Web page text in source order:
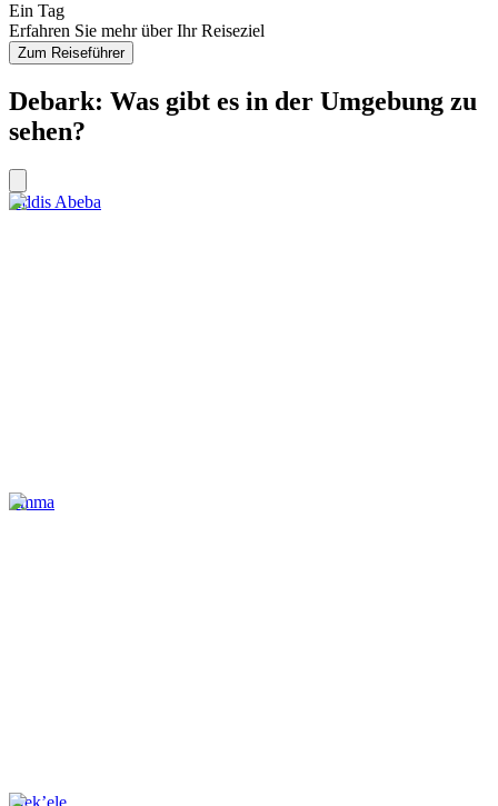
Ein Tag
Erfahren Sie mehr über Ihr Reiseziel
Zum Reiseführer
Debark: Was gibt es in der Umgebung zu
sehen?
Addis Abeba
Jimma